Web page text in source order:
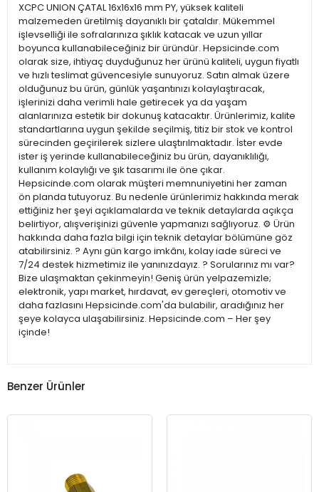
XCPC UNION ÇATAL 16x16x16 mm PY, yüksek kaliteli
malzemeden üretilmiş dayanıklı bir çataldır. Mükemmel
işlevselliği ile sofralarınıza şıklık katacak ve uzun yıllar
boyunca kullanabileceğiniz bir üründür. Hepsicinde.com
olarak size, ihtiyaç duyduğunuz her ürünü kaliteli, uygun fiyatlı
ve hızlı teslimat güvencesiyle sunuyoruz. Satın almak üzere
olduğunuz bu ürün, günlük yaşantınızı kolaylaştıracak,
işlerinizi daha verimli hale getirecek ya da yaşam
alanlarınıza estetik bir dokunuş katacaktır. Ürünlerimiz, kalite
standartlarına uygun şekilde seçilmiş, titiz bir stok ve kontrol
sürecinden geçirilerek sizlere ulaştırılmaktadır. İster evde
ister iş yerinde kullanabileceğiniz bu ürün, dayanıklılığı,
kullanım kolaylığı ve şık tasarımı ile öne çıkar.
Hepsicinde.com olarak müşteri memnuniyetini her zaman
ön planda tutuyoruz. Bu nedenle ürünlerimiz hakkında merak
ettiğiniz her şeyi açıklamalarda ve teknik detaylarda açıkça
belirtiyor, alışverişinizi güvenle yapmanızı sağlıyoruz. ⚙️ Ürün
hakkında daha fazla bilgi için teknik detaylar bölümüne göz
atabilirsiniz. ? Aynı gün kargo imkânı, kolay iade süreci ve
7/24 destek hizmetimiz ile yanınızdayız. ? Sorularınız mı var?
Bize ulaşmaktan çekinmeyin! Geniş ürün yelpazemizle;
elektronik, yapı market, hırdavat, ev gereçleri, otomotiv ve
daha fazlasını Hepsicinde.com'da bulabilir, aradığınız her
şeye kolayca ulaşabilirsiniz. Hepsicinde.com – Her şey
içinde!
Benzer Ürünler